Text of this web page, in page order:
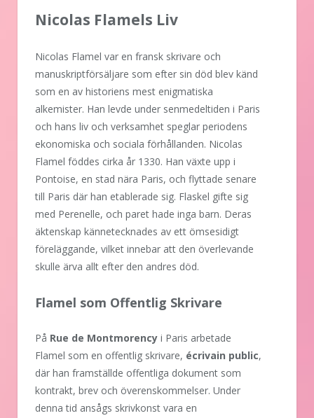
Nicolas Flamels Liv
Nicolas Flamel var en fransk skrivare och
manuskriptförsäljare som efter sin död blev känd
som en av historiens mest enigmatiska
alkemister. Han levde under senmedeltiden i Paris
och hans liv och verksamhet speglar periodens
ekonomiska och sociala förhållanden. Nicolas
Flamel föddes cirka år 1330. Han växte upp i
Pontoise, en stad nära Paris, och flyttade senare
till Paris där han etablerade sig. Flaskel gifte sig
med Perenelle, och paret hade inga barn. Deras
äktenskap kännetecknades av ett ömsesidigt
föreläggande, vilket innebar att den överlevande
skulle ärva allt efter den andres död.
Flamel som Offentlig Skrivare
På Rue de Montmorency i Paris arbetade
Flamel som en offentlig skrivare, écrivain public,
där han framställde offentliga dokument som
kontrakt, brev och överenskommelser. Under
denna tid ansågs skrivkonst vara en